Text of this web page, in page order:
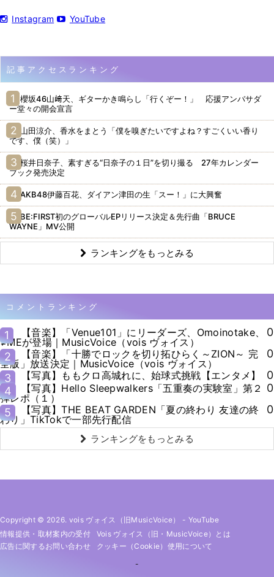
Instagram YouTube
記事アクセスランキング
櫻坂46山﨑天、ギターかき鳴らし「行くぞー！」 応援アンバサダ
ー堂々の開会宣言
山田涼介、香水をまとう「僕を嗅ぎたいですよね？すごくいい香り
です、僕（笑）」
桜井日奈子、素すぎる“日奈子の１日”を切り撮る 27年カレンダー
ブック発売決定
AKB48伊藤百花、ダイアン津田の生「スー！」に大興奮
BE:FIRST初のグローバルEPリリース決定＆先行曲「BRUCE
WAYNE」MV公開
ランキングをもっとみる
コメントランキング
1
【音楽】「Venue101」にリーダーズ、Omoinotake、
≠MEが登場｜MusicVoice（vois ヴォイス）
0
2
【音楽】「十勝でロックを切り拓ひらく～ZION～ 完
全版」放送決定｜MusicVoice（vois ヴォイス）
0
3
【写真】ももクロ高城れに、始球式挑戦【エンタメ】
0
4
【写真】Hello Sleepwalkers「五重奏の実験室」第２
弾レポ（１）
0
5
【写真】THE BEAT GARDEN「夏の終わり 友達の終
わり」TikTokで一部先行配信
0
ランキングをもっとみる
Copyright © 2026. vois ヴォイス（旧MusicVoice） - YouTube
情報提供・取材案内の受付
Vois ヴォイス（旧・MusicVoice）とは
広告に関するお問い合わせ
クッキー（cookie）使用について
-